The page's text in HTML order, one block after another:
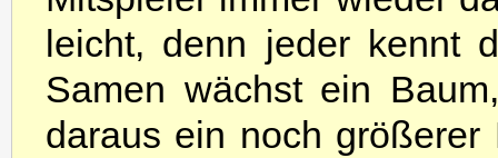
leicht, denn jeder kennt
Samen wächst ein
daraus ein noch